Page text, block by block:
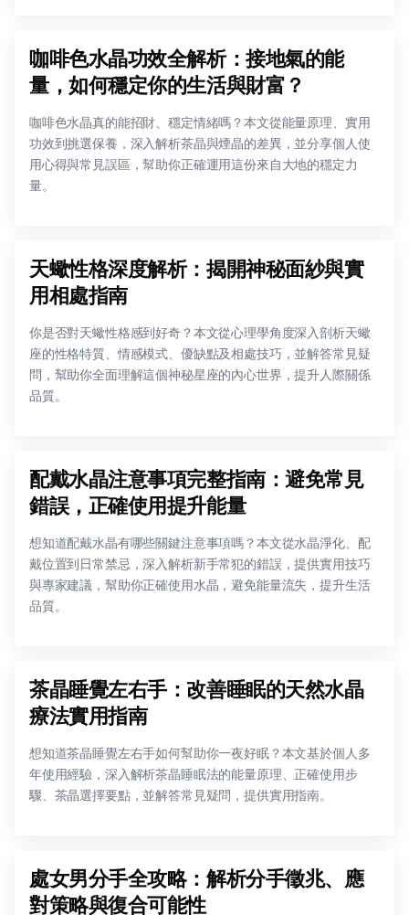
咖啡色水晶功效全解析：接地氣的能
量，如何穩定你的生活與財富？
咖啡色水晶真的能招財、穩定情緒嗎？本文從能量原理、實用
功效到挑選保養，深入解析茶晶與煙晶的差異，並分享個人使
用心得與常見誤區，幫助你正確運用這份來自大地的穩定力
量。
天蠍性格深度解析：揭開神秘面紗與實
用相處指南
你是否對天蠍性格感到好奇？本文從心理學角度深入剖析天蠍
座的性格特質、情感模式、優缺點及相處技巧，並解答常見疑
問，幫助你全面理解這個神秘星座的內心世界，提升人際關係
品質。
配戴水晶注意事項完整指南：避免常見
錯誤，正確使用提升能量
想知道配戴水晶有哪些關鍵注意事項嗎？本文從水晶淨化、配
戴位置到日常禁忌，深入解析新手常犯的錯誤，提供實用技巧
與專家建議，幫助你正確使用水晶，避免能量流失，提升生活
品質。
茶晶睡覺左右手：改善睡眠的天然水晶
療法實用指南
想知道茶晶睡覺左右手如何幫助你一夜好眠？本文基於個人多
年使用經驗，深入解析茶晶睡眠法的能量原理、正確使用步
驟、茶晶選擇要點，並解答常見疑問，提供實用指南。
處女男分手全攻略：解析分手徵兆、應
對策略與復合可能性